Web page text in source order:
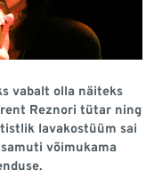
vabalt olla näiteks
Reznori tütar ning
lavakostüüm sai
võimukama